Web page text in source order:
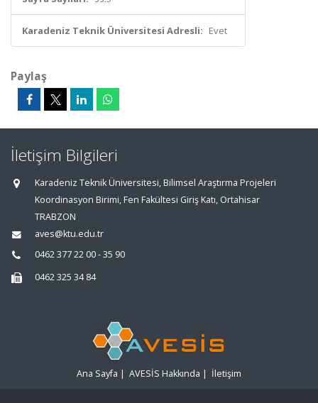
Karadeniz Teknik Üniversitesi Adresli: Evet
Paylaş
İletişim Bilgileri
Karadeniz Teknik Üniversitesi, Bilimsel Araştırma Projeleri
Koordinasyon Birimi, Fen Fakültesi Giriş Katı, Ortahisar
TRABZON
aves@ktu.edu.tr
0462 377 22 00 - 35 90
0462 325 34 84
Ana Sayfa | AVESİS Hakkında | İletişim